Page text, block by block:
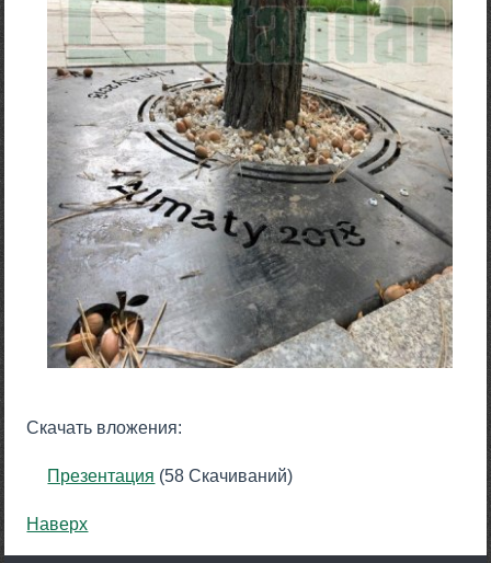
Скачать вложения:
Презентация (58 Скачиваний)
Наверх